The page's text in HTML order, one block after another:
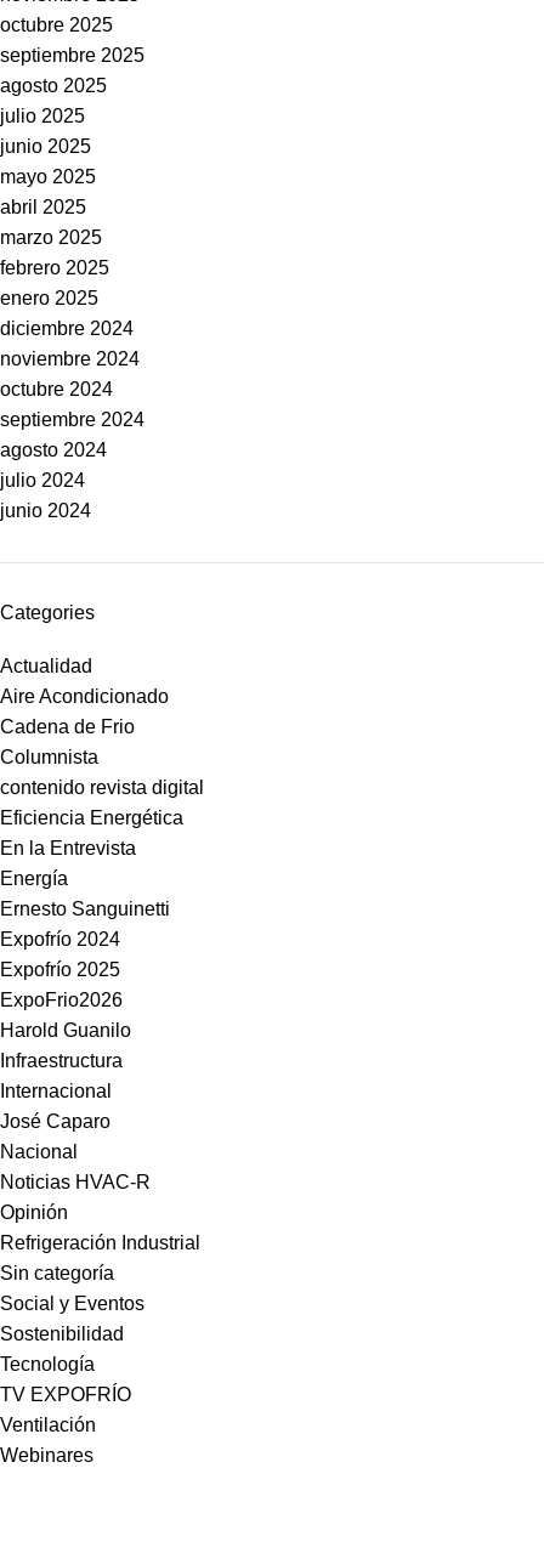
octubre 2025
septiembre 2025
agosto 2025
julio 2025
junio 2025
mayo 2025
abril 2025
marzo 2025
febrero 2025
enero 2025
diciembre 2024
noviembre 2024
octubre 2024
septiembre 2024
agosto 2024
julio 2024
junio 2024
Categories
Actualidad
Aire Acondicionado
Cadena de Frio
Columnista
contenido revista digital
Eficiencia Energética
En la Entrevista
Energía
Ernesto Sanguinetti
Expofrío 2024
Expofrío 2025
ExpoFrio2026
Harold Guanilo
Infraestructura
Internacional
José Caparo
Nacional
Noticias HVAC-R
Opinión
Refrigeración Industrial
Sin categoría
Social y Eventos
Sostenibilidad
Tecnología
TV EXPOFRÍO
Ventilación
Webinares